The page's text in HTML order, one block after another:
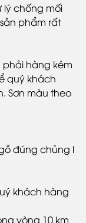
lý chống mối
phẩm rất
hàng kém
quý khách
Sơn màu theo
đúng chủng l
khách hàng
vòng 10 km